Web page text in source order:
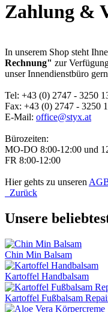
Zahlung &
In unserem Shop steht
Rechnung" zur
unser Innendienstbüro
Tel: +43 (0) 2747 - 3250
Fax: +43 (0) 2747 - 3250
E-Mail: office@styx.at
Bürozeiten:
MO-DO 8:00-12:00 und
FR 8:00-12:00
Hier gehts zu unseren
Zurück
Unsere
Chin Min Balsam
Kartoffel Handbalsam
Kartoffel Fußbalsam